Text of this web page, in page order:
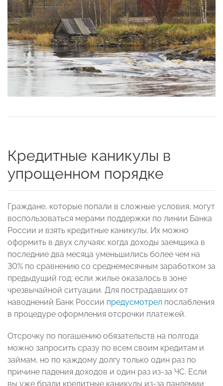
Кредитные каникулы в
упрощенном порядке
Граждане, которые попали в сложные условия, могут
воспользоваться мерами поддержки по линии Банка
России и взять кредитные каникулы. Их можно
оформить в двух случаях: когда доходы заемщика в
последние два месяца уменьшились более чем на
30% по сравнению со среднемесячным заработком за
предыдущий год; если жилье оказалось в зоне
чрезвычайной ситуации. Для пострадавших от
наводнений Банк России предусмотрел послабления
в процедуре оформления отсрочки платежей.
Отсрочку по погашению обязательств на полгода
можно запросить сразу по всем своим кредитам и
займам, но по каждому долгу только один раз по
причине падения доходов и один раз из-за ЧС. Если
вы уже брали кредитные каникулы из-за пандемии